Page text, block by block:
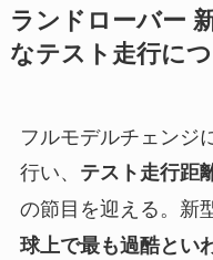
ランドローバー
なテスト走行に
フルモデルチェンジ
行い、 テスト走行距
の節目を迎える。新
球上で最も過酷とい